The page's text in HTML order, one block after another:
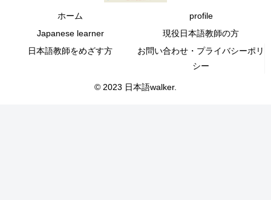
ホーム
profile
Japanese learner
現役日本語教師の方
日本語教師をめざす方
お問い合わせ・プライバシーポリ
シー
© 2023 日本語walker.